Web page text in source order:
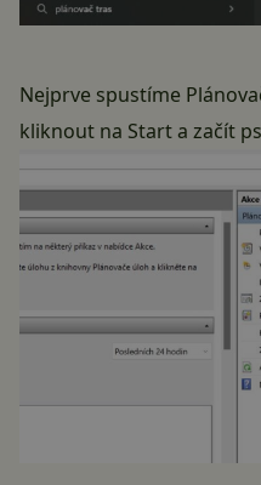
Nejprve spustíme
kliknout na Start a začít